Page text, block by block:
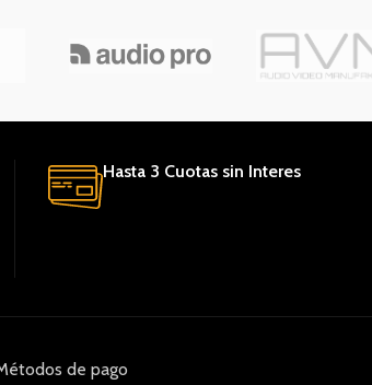
Hasta 3 Cuotas sin Interes
de pago